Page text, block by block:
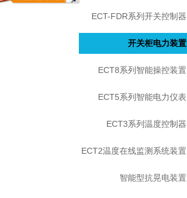
ECT-FDR系列开关控制器
开关柜电力装置
ECT8系列智能操控装置
ECT5系列智能电力仪表
ECT3系列温度控制器
ECT2温度在线监测系统装置
智能型抗晃电装置